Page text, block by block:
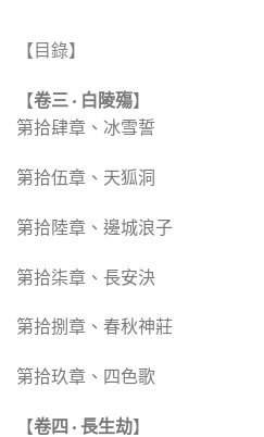
【目錄】
【卷三 · 白陵殤】
第拾肆章、冰雪誓
第拾伍章、天狐洞
第拾陸章、邊城浪子
第拾柒章、長安決
第拾捌章、春秋神莊
第拾玖章、四色歌
【卷四 · 長生劫】